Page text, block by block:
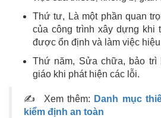
Thứ tư, Là một phần quan
của công trình xây dựng khi
được ổn định và làm việc
Thứ năm, Sửa chữa, bảo trì
giáo khi phát hiện các lỗi.
✍ Xem thêm: Danh mục
kiểm định an toàn